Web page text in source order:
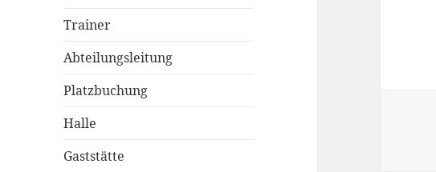
Trainer
Abteilungsleitung
Platzbuchung
Halle
Gaststätte